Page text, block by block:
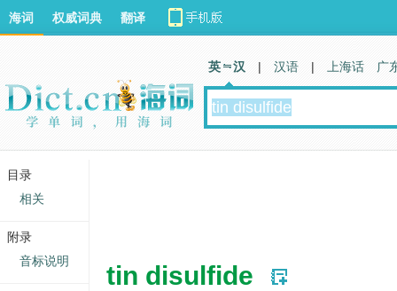
tin disulfide
海词 权威词典 翻译
英 汉 | 汉语 | 上海话 广
目录
相关
附录
音标说明